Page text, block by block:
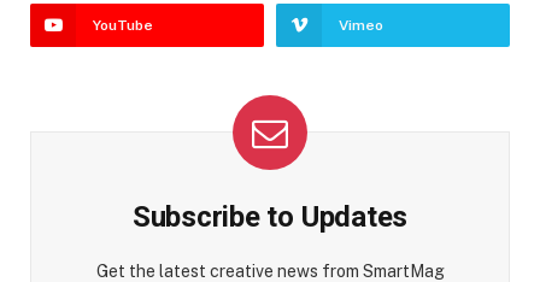
YouTube Vimeo
Subscribe to Updates
Get the latest creative news from SmartMag